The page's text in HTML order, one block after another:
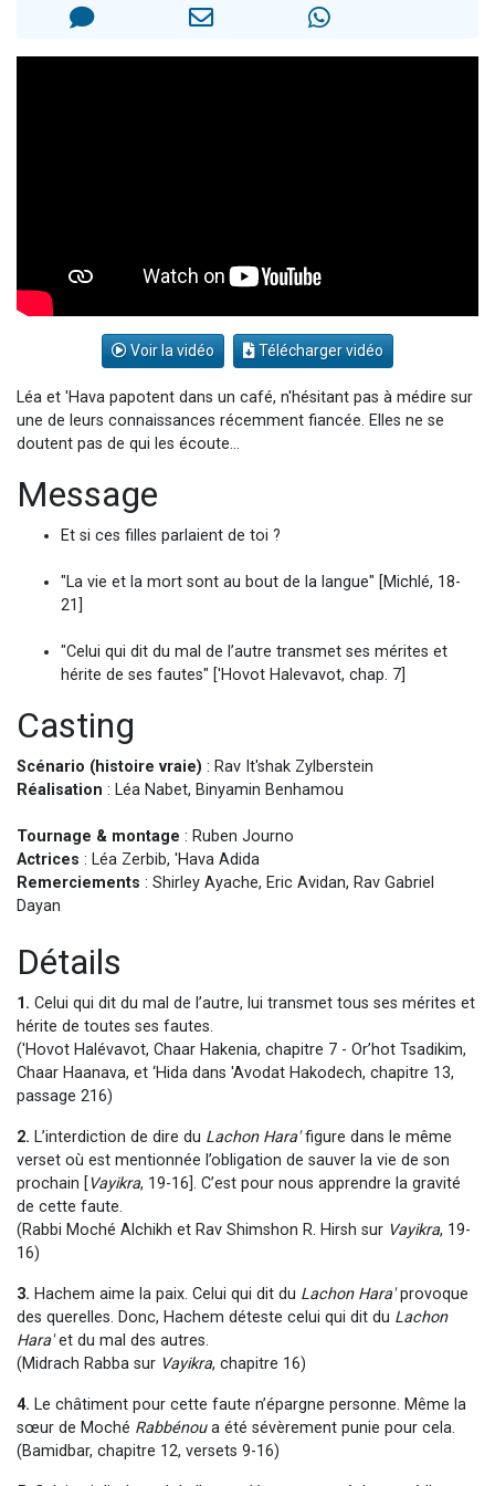
Voir la vidéo Télécharger vidéo
Léa et 'Hava papotent dans un café, n'hésitant pas à médire sur
une de leurs connaissances récemment fiancée. Elles ne se
doutent pas de qui les écoute...
Message
Et si ces filles parlaient de toi ?
"La vie et la mort sont au bout de la langue" [Michlé, 18-
21]
"Celui qui dit du mal de l’autre transmet ses mérites et
hérite de ses fautes" ['Hovot Halevavot, chap. 7]
Casting
Scénario (histoire vraie) : Rav It'shak Zylberstein
Réalisation : Léa Nabet, Binyamin Benhamou
Tournage & montage : Ruben Journo
Actrices : Léa Zerbib, 'Hava Adida
Remerciements : Shirley Ayache, Eric Avidan, Rav Gabriel
Dayan
Détails
1. Celui qui dit du mal de l’autre, lui transmet tous ses mérites et
hérite de toutes ses fautes.
('Hovot Halévavot, Chaar Hakenia, chapitre 7 - Or’hot Tsadikim,
Chaar Haanava, et ‘Hida dans 'Avodat Hakodech, chapitre 13,
passage 216)
2. L’interdiction de dire du Lachon Hara'figure dans le même
verset où est mentionnée l’obligation de sauver la vie de son
prochain [Vayikra, 19-16]. C’est pour nous apprendre la gravité
de cette faute.
(Rabbi Moché Alchikh et Rav Shimshon R. Hirsh sur Vayikra, 19-
16)
3. Hachem aime la paix. Celui qui dit du Lachon Hara'provoque
des querelles. Donc, Hachem déteste celui qui dit du Lachon
Hara'et du mal des autres.
(Midrach Rabba sur Vayikra, chapitre 16)
4. Le châtiment pour cette faute n’épargne personne. Même la
sœur de Moché Rabbénoua été sévèrement punie pour cela.
(Bamidbar, chapitre 12, versets 9-16)